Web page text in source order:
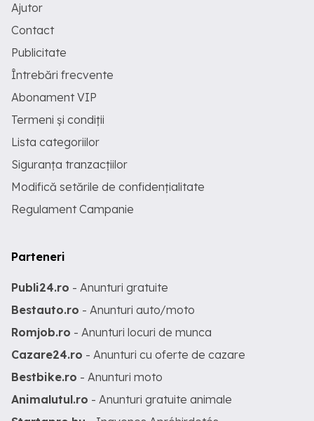
Ajutor
Contact
Publicitate
Întrebări frecvente
Abonament VIP
Termeni și condiții
Lista categoriilor
Siguranța tranzacțiilor
Modifică setările de confidențialitate
Regulament Campanie
Parteneri
Publi24.ro - Anunturi gratuite
Bestauto.ro - Anunturi auto/moto
Romjob.ro - Anunturi locuri de munca
Cazare24.ro - Anunturi cu oferte de cazare
Bestbike.ro - Anunturi moto
Animalutul.ro - Anunturi gratuite animale